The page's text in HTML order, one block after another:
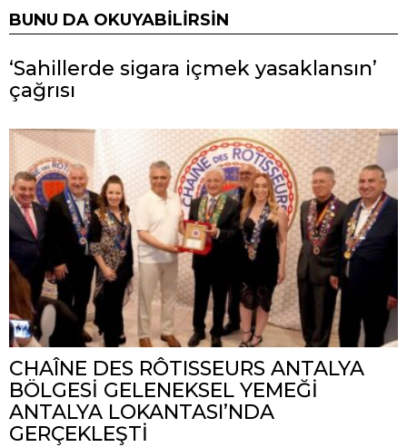
BUNU DA OKUYABILIRSIN
‘Sahillerde sigara içmek yasaklansın’
çağrısı
CHAÎNE DES RÔTISSEURS ANTALYA
BÖLGESİ GELENEKSEL YEMEĞİ
ANTALYA LOKANTASI’NDA
GERÇEKLEŞTİ